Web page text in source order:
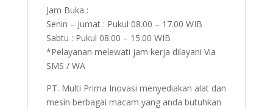
Jam Buka :
Senin – Jumat : Pukul 08.00 – 17.00 WIB
Sabtu : Pukul 08.00 – 15.00 WIB
*Pelayanan melewati jam kerja dilayani Via
SMS / WA
PT. Multi Prima Inovasi menyediakan alat dan
mesin berbagai macam yang anda butuhkan